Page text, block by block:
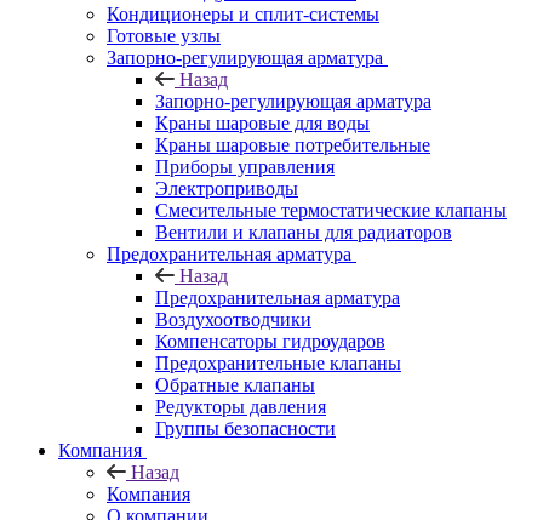
Кондиционеры и сплит-системы
Готовые узлы
Запорно-регулирующая арматура
Назад
Запорно-регулирующая арматура
Краны шаровые для воды
Краны шаровые потребительные
Приборы управления
Электроприводы
Смесительные термостатические клапаны
Вентили и клапаны для радиаторов
Предохранительная арматура
Назад
Предохранительная арматура
Воздухоотводчики
Компенсаторы гидроударов
Предохранительные клапаны
Обратные клапаны
Редукторы давления
Группы безопасности
Компания
Назад
Компания
О компании